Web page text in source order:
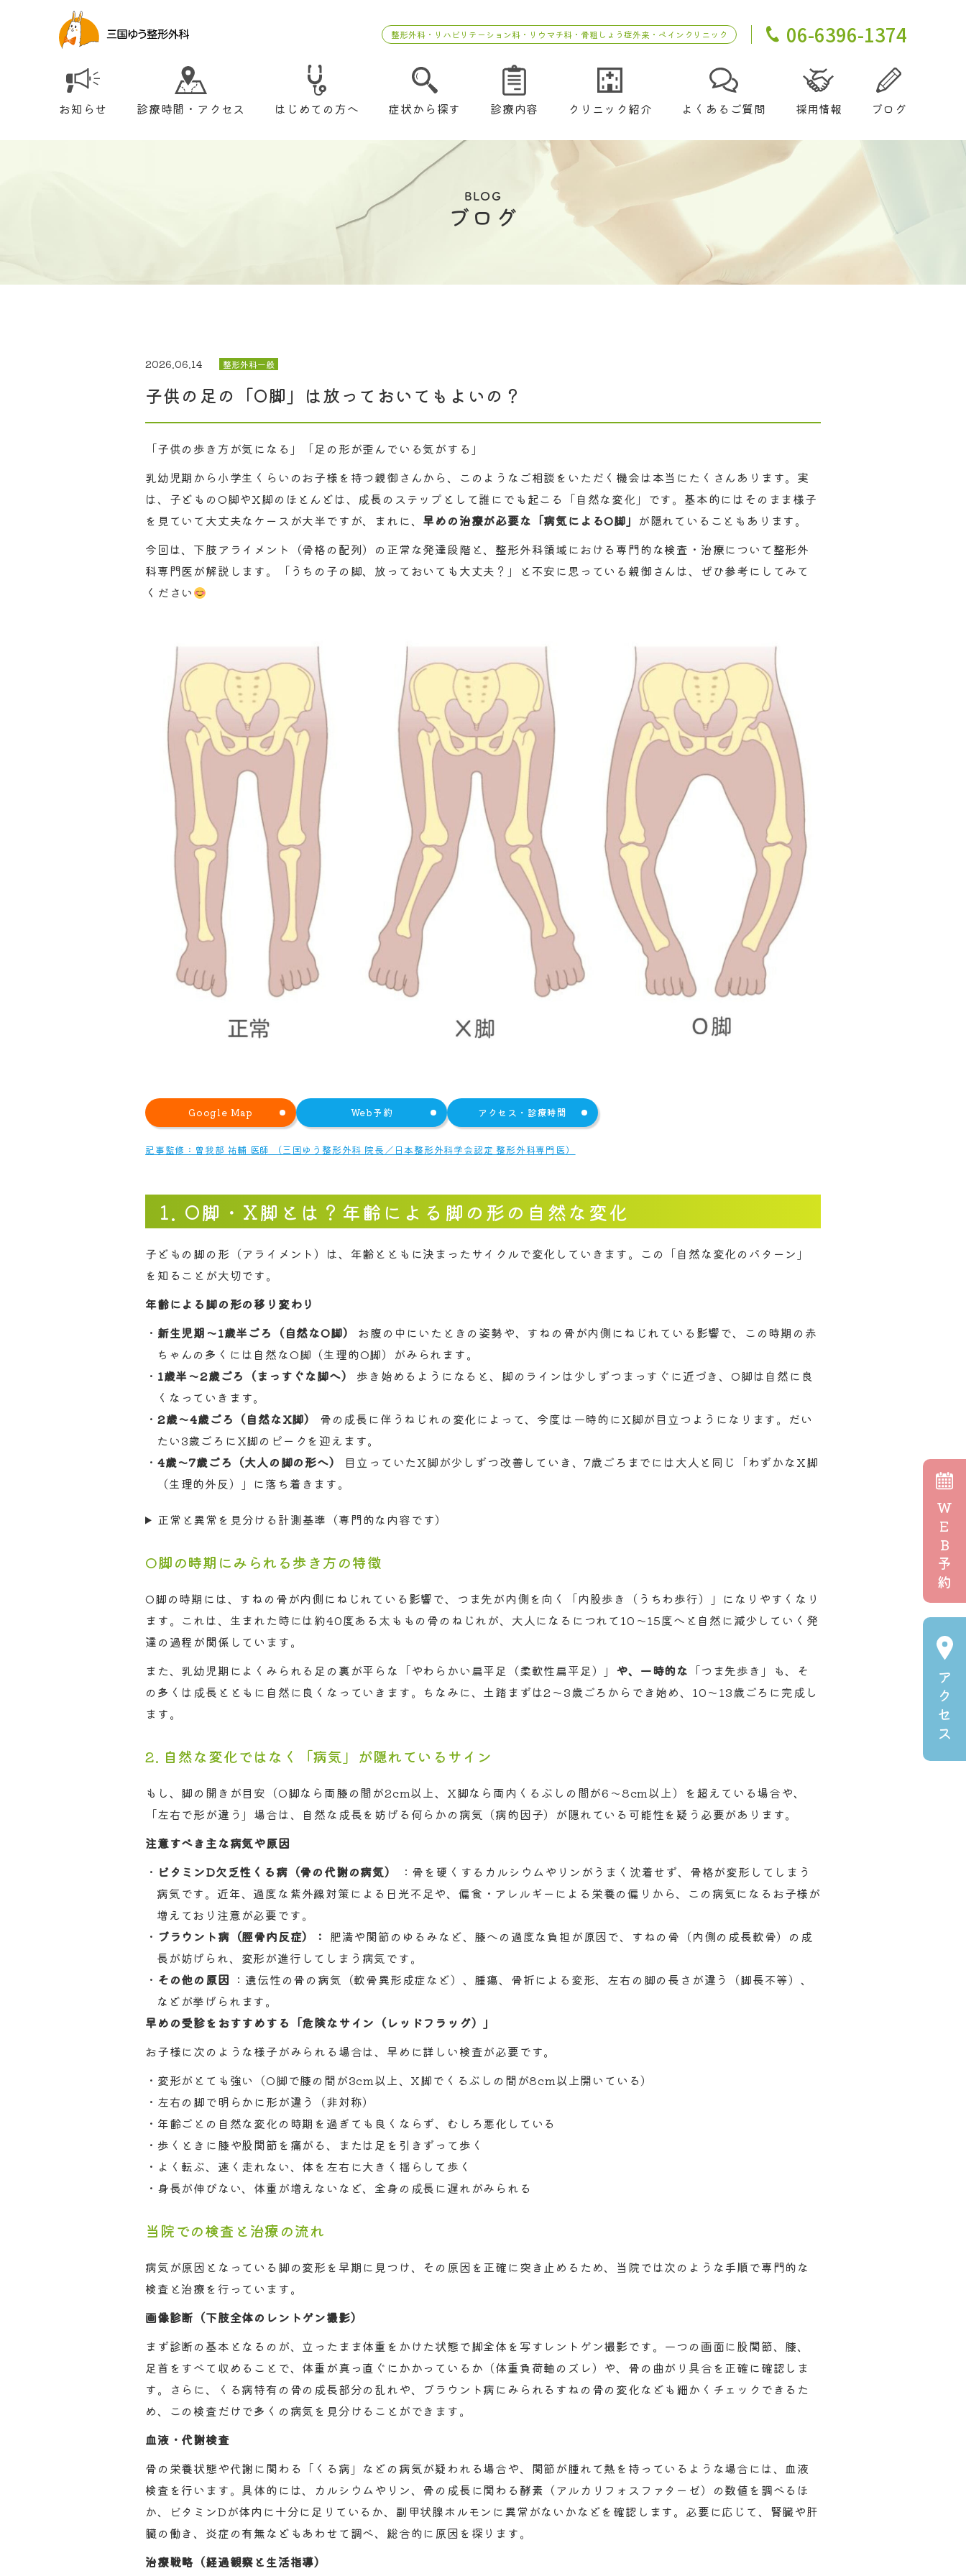
整形外科・リハビリテーション科・リウマチ科・骨粗しょう症外来・ペインクリニック 06-6396-1374
お知らせ 診療時間・アクセス はじめての方へ 症状から探す 診療内容 クリニック紹介 よくあるご質問 採用情報 ブログ
W
E
B
予
約
ア
ク
セ
ス
BLOG
ブログ
2026.06.14 整形外科一般
子供の足の「O脚」は放っておいてもよいの？
「子供の歩き方が気になる」「足の形が歪んでいる気がする」
乳幼児期から小学生くらいのお子様を持つ親御さんから、このようなご相談をいただく機会は本当にたくさんあります。実
は、子どものO脚やX脚のほとんどは、成長のステップとして誰にでも起こる「自然な変化」です。基本的にはそのまま様子
を見ていて大丈夫なケースが大半ですが、まれに、 早めの治療が必要な「病気によるO脚」 が隠れていることもあります。
今回は、下肢アライメント（骨格の配列）の正常な発達段階と、整形外科領域における専門的な検査・治療について整形外
科専門医が解説します。「うちの子の脚、放っておいても大丈夫？」と不安に思っている親御さんは、ぜひ参考にしてみて
ください
Google Map Web予約 アクセス・診療時間
記事監修：曽我部 祐輔 医師 （三国ゆう整形外科 院長／日本整形外科学会認定 整形外科専門医）
1. O脚・X脚とは？年齢による脚の形の自然な変化
子どもの脚の形（アライメント）は、年齢とともに決まったサイクルで変化していきます。この「自然な変化のパターン」
を知ることが大切です。
年齢による脚の形の移り変わり
新生児期～1歳半ごろ（自然なO脚）
お腹の中にいたときの姿勢や、すねの骨が内側にねじれている影響で、この時期の赤
ちゃんの多くには自然なO脚（生理的O脚）がみられます。
1歳半～2歳ごろ（まっすぐな脚へ）
歩き始めるようになると、脚のラインは少しずつまっすぐに近づき、O脚は自然に良
くなっていきます。
2歳～4歳ごろ（自然なX脚）
骨の成長に伴うねじれの変化によって、今度は一時的にX脚が目立つようになります。だい
たい3歳ごろにX脚のピークを迎えます。
4歳～7歳ごろ（大人の脚の形へ）
目立っていたX脚が少しずつ改善していき、7歳ごろまでには大人と同じ「わずかなX脚
（生理的外反）」に落ち着きます。
正常と異常を見分ける計測基準（専門的な内容です）
O脚の時期にみられる歩き方の特徴
O脚の時期には、すねの骨が内側にねじれている影響で、つま先が内側を向く「内股歩き（うちわ歩行）」になりやすくなり
ます。これは、生まれた時には約40度ある太ももの骨のねじれが、大人になるにつれて10〜15度へと自然に減少していく発
達の過程が関係しています。
また、乳幼児期によくみられる足の裏が平らな「やわらかい扁平足（柔軟性扁平足）」 や、一時的な 「つま先歩き」も、そ
の多くは成長とともに自然に良くなっていきます。ちなみに、土踏まずは2〜3歳ごろからでき始め、10〜13歳ごろに完成し
ます。
2. 自然な変化ではなく「病気」が隠れているサイン
もし、脚の開きが目安（O脚なら両膝の間が2cm以上、X脚なら両内くるぶしの間が6〜8cm以上）を超えている場合や、
「左右で形が違う」場合は、自然な成長を妨げる何らかの病気（病的因子）が隠れている可能性を疑う必要があります。
注意すべき主な病気や原因
ビタミンD欠乏性くる病（骨の代謝の病気）
：骨を硬くするカルシウムやリンがうまく沈着せず、骨格が変形してしまう
病気です。近年、過度な紫外線対策による日光不足や、偏食・アレルギーによる栄養の偏りから、この病気になるお子様が
増えており注意が必要です。
ブラウント病（脛骨内反症）： 肥満や関節のゆるみなど、膝への過度な負担が原因で、すねの骨（内側の成長軟骨）の成
長が妨げられ、変形が進行してしまう病気です。
その他の原因 ：遺伝性の骨の病気（軟骨異形成症など）、腫瘍、骨折による変形、左右の脚の長さが違う（脚長不等）、
などが挙げられます。
早めの受診をおすすめする「危険なサイン（レッドフラッグ）」
お子様に次のような様子がみられる場合は、早めに詳しい検査が必要です。
変形がとても強い（O脚で膝の間が3cm以上、X脚でくるぶしの間が8cm以上開いている）
左右の脚で明らかに形が違う（非対称）
年齢ごとの自然な変化の時期を過ぎても良くならず、むしろ悪化している
歩くときに膝や股関節を痛がる、または足を引きずって歩く
よく転ぶ、速く走れない、体を左右に大きく揺らして歩く
身長が伸びない、体重が増えないなど、全身の成長に遅れがみられる
当院での検査と治療の流れ
病気が原因となっている脚の変形を早期に見つけ、その原因を正確に突き止めるため、当院では次のような手順で専門的な
検査と治療を行っています。
画像診断（下肢全体のレントゲン撮影）
まず診断の基本となるのが、立ったまま体重をかけた状態で脚全体を写すレントゲン撮影です。一つの画面に股関節、膝、
足首をすべて収めることで、体重が真っ直ぐにかかっているか（体重負荷軸のズレ）や、骨の曲がり具合を正確に確認しま
す。さらに、くる病特有の骨の成長部分の乱れや、ブラウント病にみられるすねの骨の変化なども細かくチェックできるた
め、この検査だけで多くの病気を見分けることができます。
血液・代謝検査
骨の栄養状態や代謝に関わる「くる病」などの病気が疑われる場合や、関節が腫れて熱を持っているような場合には、血液
検査を行います。具体的には、カルシウムやリン、骨の成長に関わる酵素（アルカリフォスファターゼ）の数値を調べるほ
か、ビタミンDが体内に十分に足りているか、副甲状腺ホルモンに異常がないかなどを確認します。必要に応じて、腎臓や肝
臓の働き、炎症の有無などもあわせて調べ、総合的に原因を探ります。
治療戦略（経過観察と生活指導）